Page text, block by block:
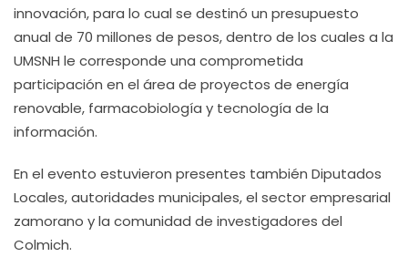
innovación, para lo cual se destinó un presupuesto
anual de 70 millones de pesos, dentro de los cuales a la
UMSNH le corresponde una comprometida
participación en el área de proyectos de energía
renovable, farmacobiología y tecnología de la
información.
En el evento estuvieron presentes también Diputados
Locales, autoridades municipales, el sector empresarial
zamorano y la comunidad de investigadores del
Colmich.